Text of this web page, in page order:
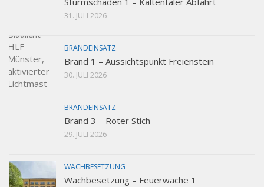
31. JULI 2026
BRANDEINSATZ
Brand 1 – Aussichtspunkt Freienstein
30. JULI 2026
BRANDEINSATZ
Brand 3 – Roter Stich
29. JULI 2026
WACHBESETZUNG
Wachbesetzung – Feuerwache 1